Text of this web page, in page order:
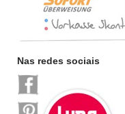
Nas redes sociais